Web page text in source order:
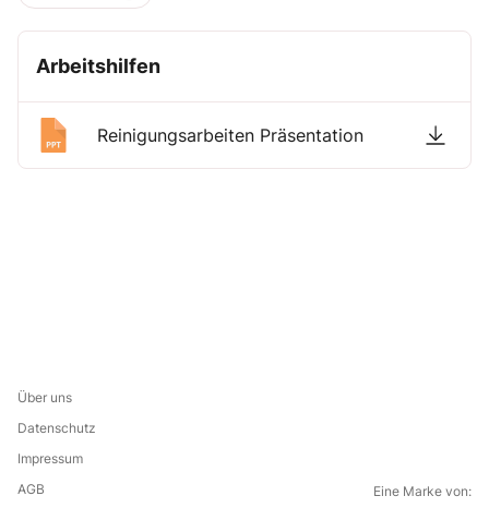
Arbeitshilfen
Reinigungsarbeiten Präsentation
Über uns
Datenschutz
Impressum
AGB
Eine Marke von: